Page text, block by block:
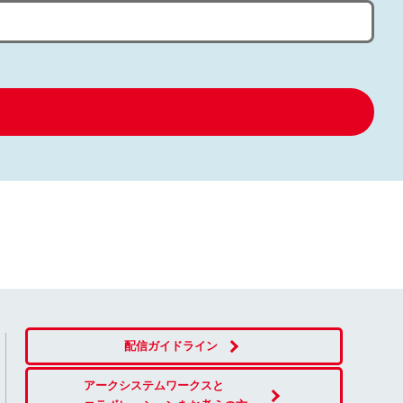
配信ガイドライン
アークシステムワークスと